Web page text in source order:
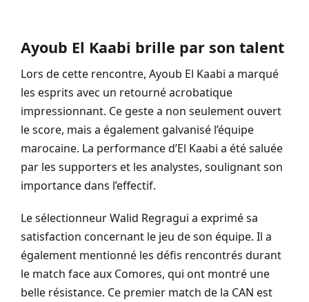
Ayoub El Kaabi brille par son talent
Lors de cette rencontre, Ayoub El Kaabi a marqué
les esprits avec un retourné acrobatique
impressionnant. Ce geste a non seulement ouvert
le score, mais a également galvanisé l’équipe
marocaine. La performance d’El Kaabi a été saluée
par les supporters et les analystes, soulignant son
importance dans l’effectif.
Le sélectionneur Walid Regragui a exprimé sa
satisfaction concernant le jeu de son équipe. Il a
également mentionné les défis rencontrés durant
le match face aux Comores, qui ont montré une
belle résistance. Ce premier match de la CAN est